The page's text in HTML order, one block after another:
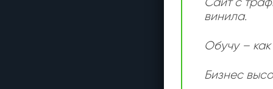
винила.
Обучу – как
Бизнес